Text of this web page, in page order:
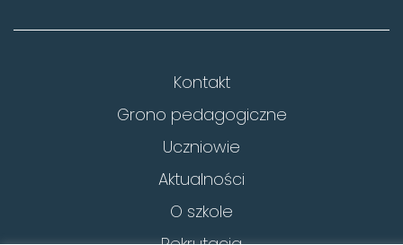
Kontakt
Grono pedagogiczne
Uczniowie
Aktualności
O szkole